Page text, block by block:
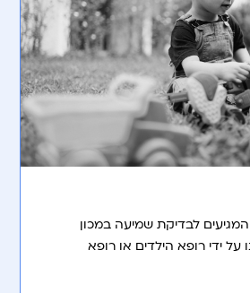
לבדיקת שמיעה במכון
ידי רופא הילדים או רופא